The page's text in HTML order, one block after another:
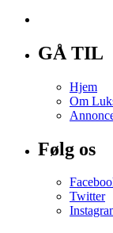
GÅ TIL
Hjem
Om
Følg os
Twitter